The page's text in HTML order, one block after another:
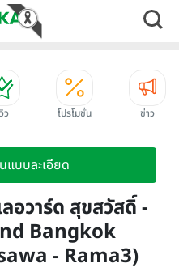
ว โปรโมชั่น ข่าว
แบบละเอียด
อวาร์ด สุขสวัสดิ์ -
Bangkok
- Rama3)